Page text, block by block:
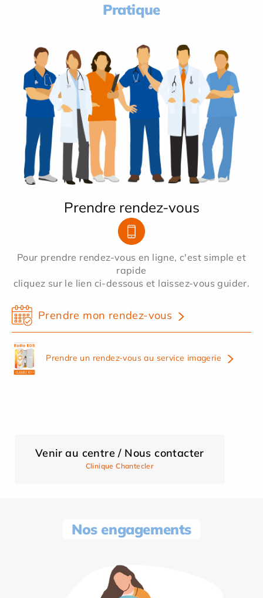
Pratique
Prendre rendez-vous
Pour prendre rendez-vous en ligne, c'est simple et
rapide
cliquez sur le lien ci-dessous et laissez-vous guider.
Prendre mon rendez-vous
Prendre un rendez-vous au service imagerie
Venir au centre / Nous contacter
Clinique Chantecler
Nos engagements